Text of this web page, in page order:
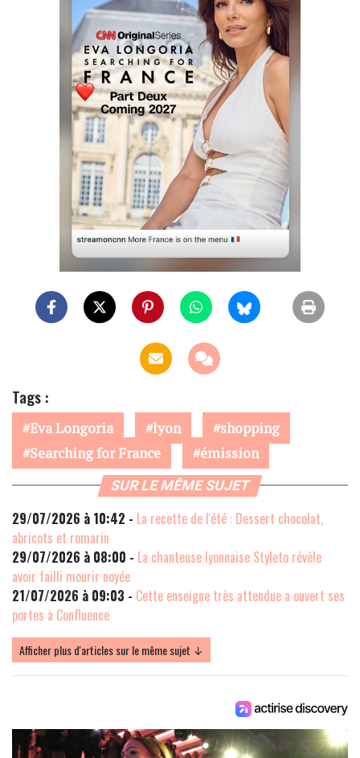
Tags :
Eva Longoria lyon
shopping
Searching for France
émission
SUR LE MÊME SUJET
29/07/2026 à 10:42 - La recette de l'été : Dessert chocolat,
abricots et romarin
29/07/2026 à 08:00 - La chanteuse lyonnaise Styleto révèle
avoir failli mourir noyée
21/07/2026 à 09:03 - Cette enseigne très attendue a ouvert ses
portes à Confluence
Afficher plus d'articles sur le même sujet ↓